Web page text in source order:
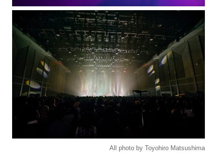
All photo by Toyohiro Matsushima